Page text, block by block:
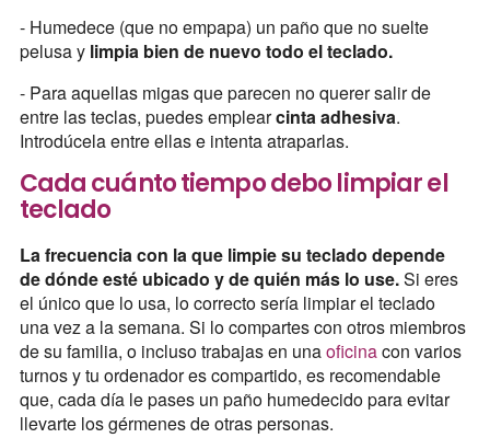
- Humedece (que no empapa) un paño que no suelte
pelusa ylimpia bien de nuevo todo el teclado.
- Para aquellas migas que parecen no querer salir de
entre las teclas, puedes emplearcinta adhesiva.
Introdúcela entre ellas e intenta atraparlas.
Cada cuánto tiempo debo limpiar el
teclado
La frecuencia con la que limpie su teclado depende
de dónde esté ubicado y de quién más lo use.Si eres
el único que lo usa, lo correcto sería limpiar el teclado
una vez a la semana. Si lo compartes con otros miembros
de su familia, o incluso trabajas en unaoficinacon varios
turnos y tu ordenador es compartido, es recomendable
que, cada día le pases un paño humedecido para evitar
llevarte los gérmenes de otras personas.